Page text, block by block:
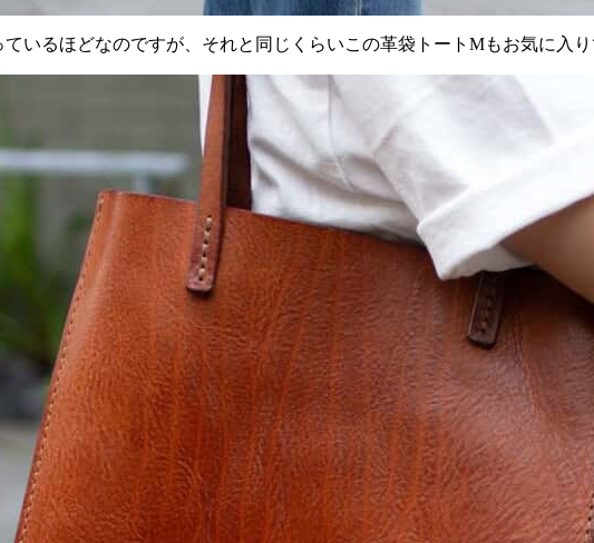
いるほどなのですが、それと同じくらいこの革袋トートMもお気に入